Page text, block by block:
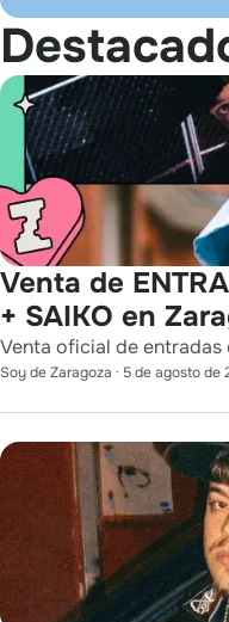
Venta de
+ SAIKO en
Venta oficial de entradas
Soy de Zaragoza · 5 de agosto de